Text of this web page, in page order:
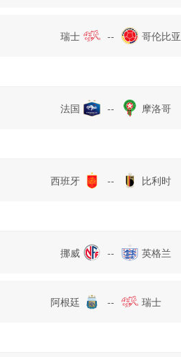
瑞士 -- 哥伦比亚
法国 -- 摩洛哥
西班牙 -- 比利时
挪威 -- 英格兰
阿根廷 -- 瑞士